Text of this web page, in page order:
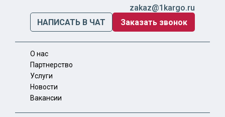
zakaz@1kargo.ru
НАПИСАТЬ В ЧАТ
Заказать звонок
О нас
Партнерство
Услуги
Новости
Вакансии